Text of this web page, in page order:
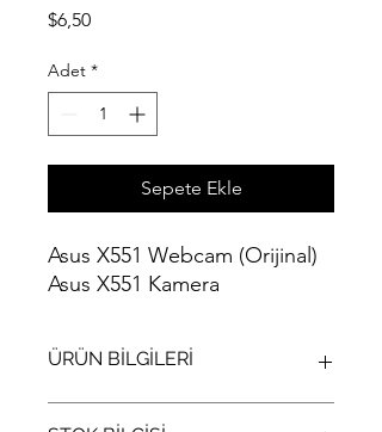
$6,50Fiyat
Adet *
Sepete Ekle
Asus X551 Webcam (Orijinal)
Asus X551 Kamera
ÜRÜN BİLGİLERİ